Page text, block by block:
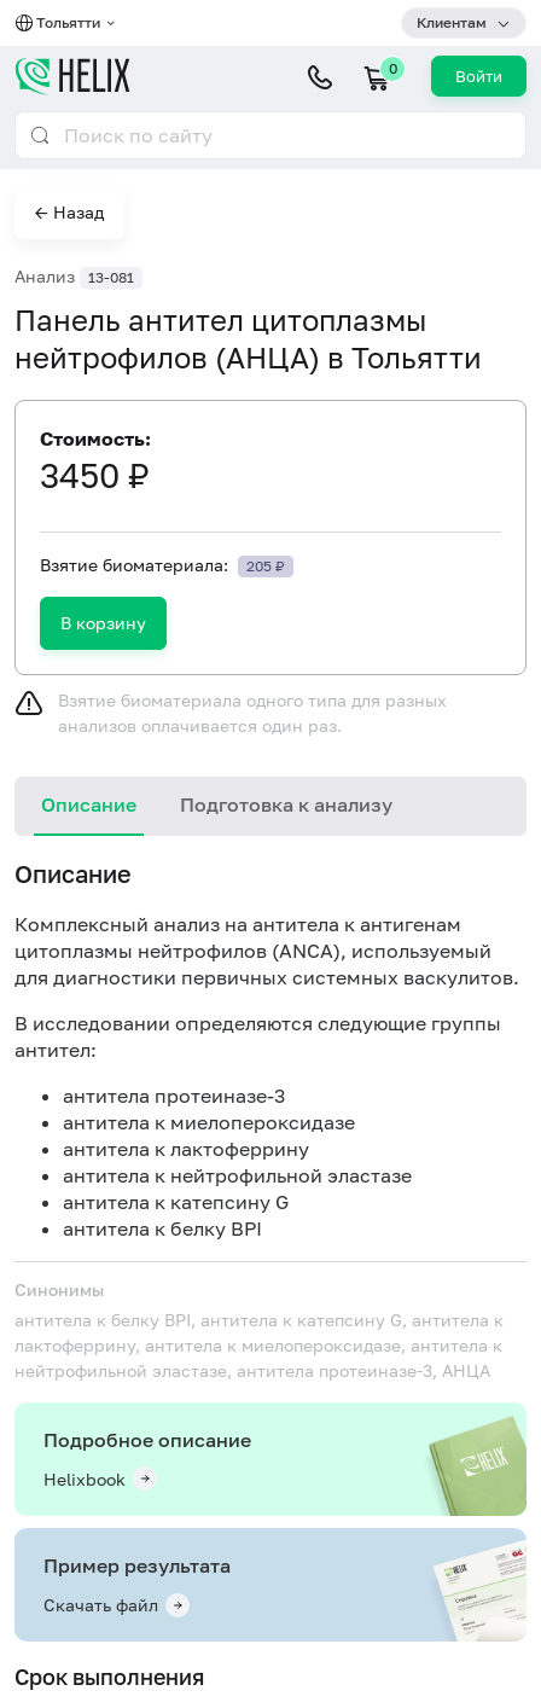
Тольятти Клиентам
0 Войти
← Назад
Анализ 13-081
Панель антител цитоплазмы
нейтрофилов (АНЦА) в Тольятти
Стоимость:
3450 ₽
Взятие биоматериала: 205 ₽
В корзину
Взятие биоматериала одного типа для разных
анализов оплачивается один раз.
Описание Подготовка к анализу
Описание
Комплексный анализ на антитела к антигенам
цитоплазмы нейтрофилов (ANCA), используемый
для диагностики первичных системных васкулитов.
В исследовании определяются следующие группы
антител:
антитела протеиназе-3
антитела к миелопероксидазе
антитела к лактоферрину
антитела к нейтрофильной эластазе
антитела к катепсину G
антитела к белку BPI
Синонимы
антитела к белку BPI, антитела к катепсину G, антитела к
лактоферрину, антитела к миелопероксидазе, антитела к
нейтрофильной эластазе, антитела протеиназе-3, АНЦА
Подробное описание
Helixbook
Пример результата
Скачать файл
Срок выполнения